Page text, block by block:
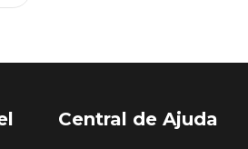
Central de Ajuda